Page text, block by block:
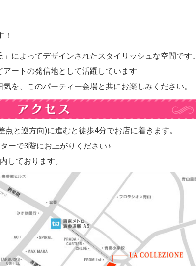
によってデザインされたスタイリッシュな空間です。
ートの発信地として活躍しています
を、このパーティー会場と共にお楽しみください。
点と逆方向)に進むと徒歩4分でお店に着きます。
ーで3階にお上がりください♪
しております。